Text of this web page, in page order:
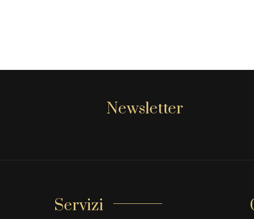
Newsletter
Servizi